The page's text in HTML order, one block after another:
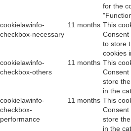
for the
cookielawinfo-
checkbox-necessary
11 months This
Consent
to store
cookies
cookielawinfo-
checkbox-others
11 months This
Consent
store
in the
cookielawinfo-
checkbox-
performance
11 months This
Consent
store
in the